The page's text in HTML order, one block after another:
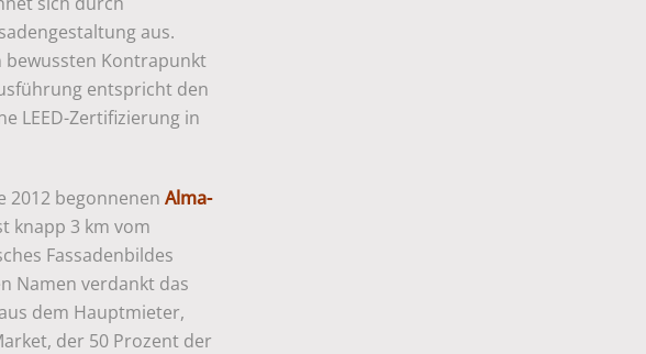
aus.
bewussten Kontrapunkt
entspricht den
LEED-Zertifizierung in
2012 begonnenenAlma-
knapp 3 km vom
Fassadenbildes
Namen verdankt das
dem Hauptmieter,
der 50 Prozent der